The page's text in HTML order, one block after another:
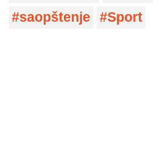
saopštenje
Sport